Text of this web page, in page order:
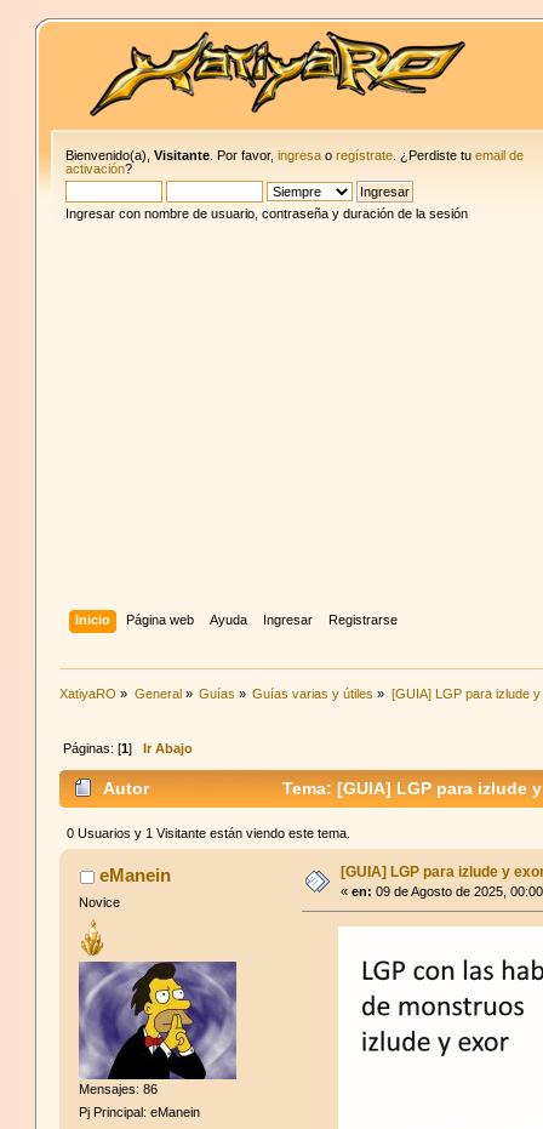
Bienvenido(a),Visitante . Por favor,ingresa oregístrate . ¿Perdiste tuemail de
activación?
Ingresar con nombre de usuario, contraseña y duración de la sesión
Inicio Página web Ayuda Ingresar Registrarse
XatiyaRO » General» Guías » Guías varias y útiles » [GUIA] LGP para izlude
Páginas: [1] Ir Abajo
Autor Tema: [GUIA] LGP para izlude
0 Usuarios y 1 Visitante están viendo este tema.
eManein
Novice
Mensajes: 86
Pj Principal: eManein
[GUIA] LGP para izlude y
«en: 09 de Agosto de 2025,